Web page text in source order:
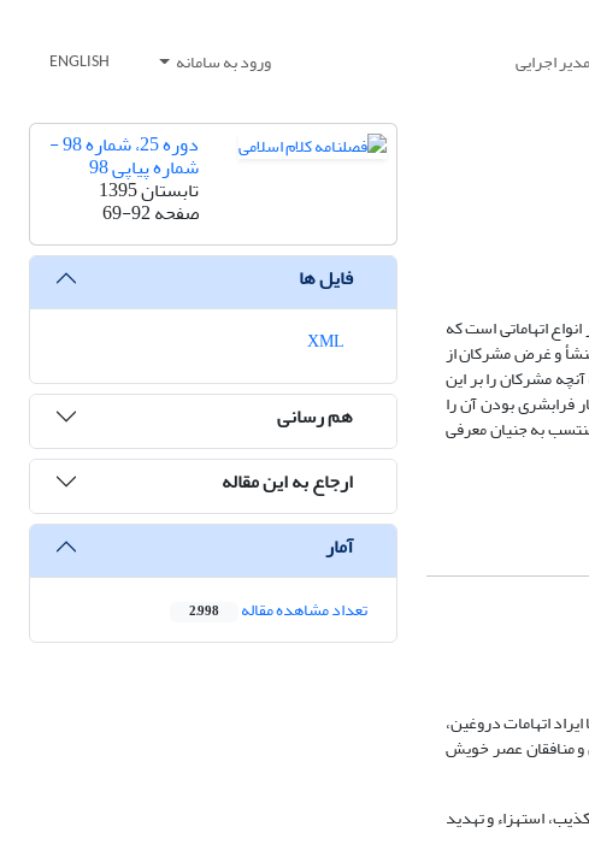
اجرایی ورود به سامانه ENGLISH
اتهاماتی است که
و غرض مشرکان از
مشرکان را بر این
فرابشری بودن آن را
به جنیان معرفی
اتهامات دروغین،
و منافقان عصر خویش
استهزاء و تهدید
دوره 25، شماره 98 -
شماره پیاپی 98
تابستان 1395
صفحه69-92
فایل ها
هم رسانی
ارجاع به این مقاله
آمار
تعداد مشاهده مقاله 2,998